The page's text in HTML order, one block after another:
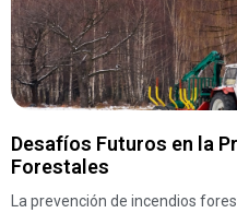
Desafíos Futuros en la
Forestales
La prevención de incendios